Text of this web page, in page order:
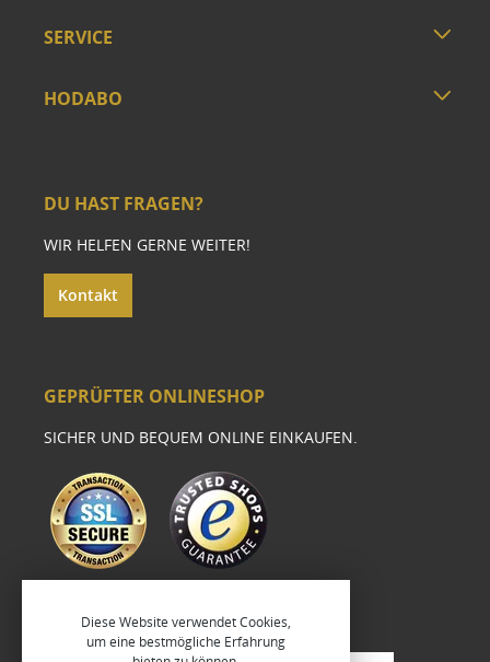
SERVICE
HODABO
DU HAST FRAGEN?
WIR HELFEN GERNE WEITER!
Kontakt
GEPRÜFTER ONLINESHOP
SICHER UND BEQUEM ONLINE EINKAUFEN.
Diese Website verwendet Cookies,
um eine bestmögliche Erfahrung